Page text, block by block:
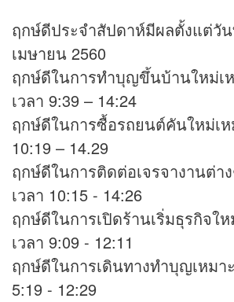
ฤกษ์ดีประจำสัปดาห์มีผลตั้งแต่วั
เมษายน 2560
ฤกษ์ดีในการทำบุญขึ้นบ้านใหม่เ
เวลา 9:39 – 14:24
ฤกษ์ดีในการซื้อรถยนต์คันใหม่เห
10:19 – 14.29
ฤกษ์ดีในการติดต่อเจรจางานต่า
เวลา 10:15 - 14:26
ฤกษ์ดีในการเปิดร้านเริ่มธุรกิจใ
เวลา 9:09 - 12:11
ฤกษ์ดีในการเดินทางทำบุญเหมา
5:19 - 12:29